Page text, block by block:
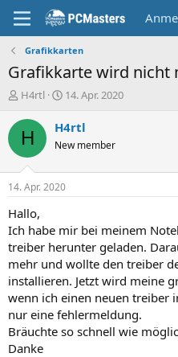
Grafikkarten
Grafikkarte wird nicht
E
s
e
r
H4rtl
E
s
e
l
t
m
14. Apr. 2020
H H4rtl
New member
14. Apr. 2020
Hallo,
Ich habe mir bei meinem
treiber herunter geladen.
mehr und wollte den treiber
installieren. Jetzt wird meine
wenn ich einen neuen treiber
nur eine fehlermeldung.
Bräuchte so schnell wie
Danke